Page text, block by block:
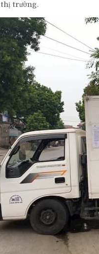
trường.